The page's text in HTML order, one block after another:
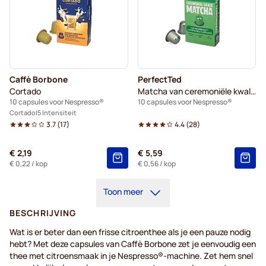
Caffè Borbone
Cortado
10 capsules voor Nespresso®
Cortado 5 Intensiteit
3.7(17)
€ 2,19
€ 0,22/ kop
PerfectTed
Matcha van ceremoniële kwaliteit
10 capsules voor Nespresso®
4.4(28)
€ 5,59
€ 0,56/ kop
Toon meer
BESCHRIJVING
Wat is er beter dan een frisse citroenthee als je een pauze nodig
hebt? Met deze capsules van Caffè Borbone zet je eenvoudig een
thee met citroensmaak in je Nespresso®-machine. Zet hem snel